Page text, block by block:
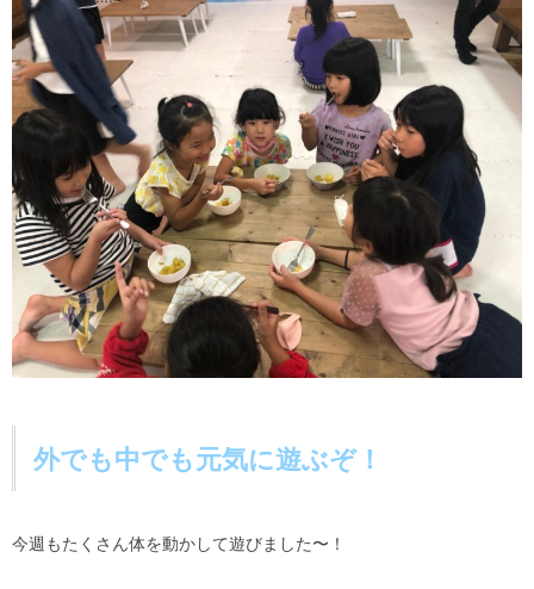
外でも中でも元気に遊ぶぞ！
今週もたくさん体を動かして遊びました〜！